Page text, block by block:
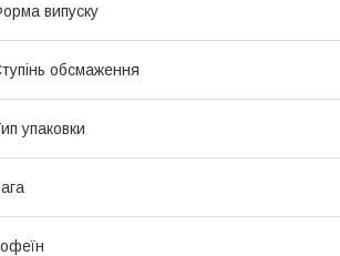
випуску
обсмаження
упаковки